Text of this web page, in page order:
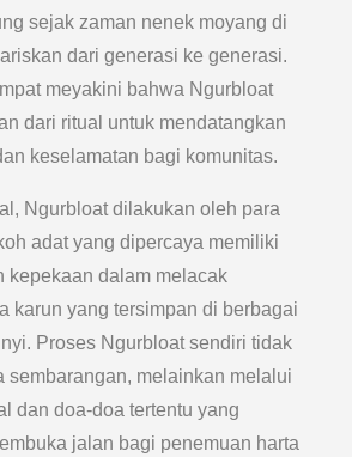
sejak zaman nenek moyang di
dari generasi ke generasi.
meyakini bahwa Ngurbloat
dari ritual untuk mendatangkan
keselamatan bagi komunitas.
Ngurbloat dilakukan oleh para
adat yang dipercaya memiliki
kepekaan dalam melacak
karun yang tersimpan di berbagai
Proses Ngurbloat sendiri tidak
sembarangan, melainkan melalui
dan doa-doa tertentu yang
jalan bagi penemuan harta